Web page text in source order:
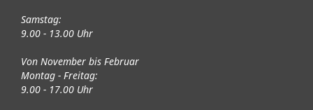
Samstag:
9.00 - 13.00 Uhr
Von November bis Februar
Montag - Freitag:
9.00 - 17.00 Uhr